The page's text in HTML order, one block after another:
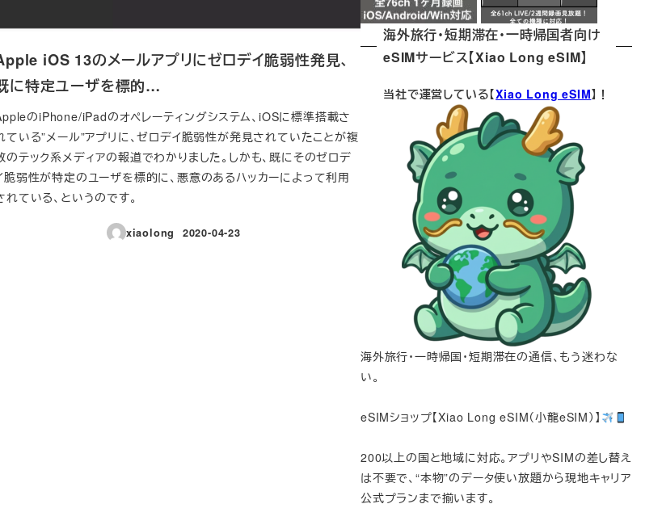
iOS 13のメールアプリにゼロデイ脆弱性発見、
に特定ユーザを標的…
のiPhone/iPadのオペレーティングシステム、iOSに標準搭載さ
ている”メール”アプリに、ゼロデイ脆弱性が発見されていたことが複
のテック系メディアの報道でわかりました。しかも、既にそのゼロデ
脆弱性が特定のユーザを標的に、悪意のあるハッカーによって利用
れている、というのです。
xiaolong
投稿日
2020-04-23
海外旅行・短期滞在・一時帰国者向け
eSIMサービス【Xiao Long eSIM】
当社で運営している【Xiao Long eSIM】！
海外旅行・一時帰国・短期滞在の通信、もう迷わな
い。
eSIMショップ【Xiao Long eSIM（小龍eSIM）】
200以上の国と地域に対応。アプリやSIMの差し替え
は不要で、“本物”のデータ使い放題から現地キャリア
公式プランまで揃います。